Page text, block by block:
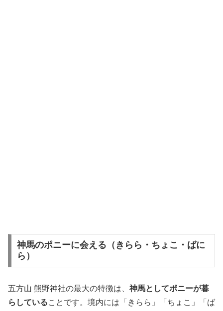
神馬のポニーに会える（きらら・ちょこ・ばに
ら）
五方山 熊野神社の最大の特徴は、 神馬としてポニーが暮
らしていることです。境内には「きらら」「ちょこ」「ば